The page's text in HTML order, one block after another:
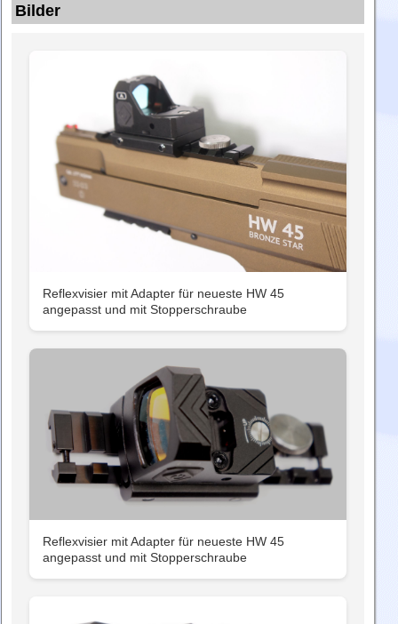
Bilder
Reflexvisier mit Adapter für neueste HW 45
angepasst und mit Stopperschraube
Reflexvisier mit Adapter für neueste HW 45
angepasst und mit Stopperschraube